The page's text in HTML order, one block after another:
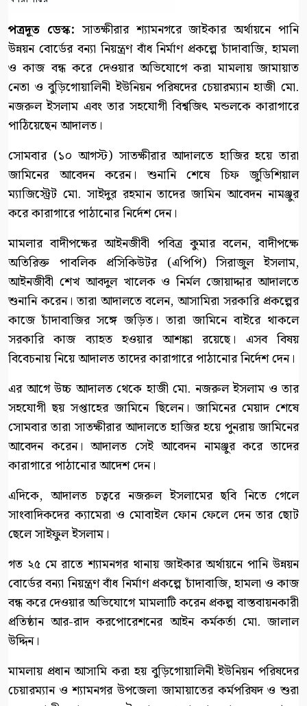
পত্রদূত ডেস্ক: সাতক্ষীরার শ্যামনগরে জাইকার অর্থায়নে পানি
উন্নয়ন বোর্ডের বন্যা নিয়ন্ত্রণ বাঁধ নির্মাণ প্রকল্পে চাঁদাবাজি, হামলা
ও কাজ বন্ধ করে দেওয়ার অভিযোগে করা মামলায় জামায়াত
নেতা ও বুড়িগোয়ালিনী ইউনিয়ন পরিষদের চেয়ারম্যান হাজী মো.
নজরুল ইসলাম এবং তার সহযোগী বিশ্বজিৎ মন্ডলকে কারাগারে
পাঠিয়েছেন আদালত।
সোমবার (১০ আগস্ট) সাতক্ষীরার আদালতে হাজির হয়ে তারা
জামিনের আবেদন করেন। শুনানি শেষে চিফ জুডিশিয়াল
ম্যাজিস্ট্রেট মো. সাইদুর রহমান তাদের জামিন আবেদন নামঞ্জুর
করে কারাগারে পাঠানোর নির্দেশ দেন।
মামলার বাদীপক্ষের আইনজীবী পবিত্র কুমার বলেন, বাদীপক্ষে
অতিরিক্ত পাবলিক প্রসিকিউটর (এপিপি) সিরাজুল ইসলাম,
আইনজীবী শেখ আবদুল খালেক ও নির্মল জোয়াদ্দার আদালতে
শুনানি করেন। তারা আদালতে বলেন, আসামিরা সরকারি প্রকল্পের
কাজে চাঁদাবাজির সঙ্গে জড়িত। তারা জামিনে বাইরে থাকলে
সরকারি কাজ ব্যাহত হওয়ার আশঙ্কা রয়েছে। এসব বিষয়
বিবেচনায় নিয়ে আদালত তাদের কারাগারে পাঠানোর নির্দেশ দেন।
এর আগে উচ্চ আদালত থেকে হাজী মো. নজরুল ইসলাম ও তার
সহযোগী ছয় সপ্তাহের জামিনে ছিলেন। জামিনের মেয়াদ শেষে
সোমবার তারা সাতক্ষীরার আদালতে হাজির হয়ে পুনরায় জামিনের
আবেদন করেন। আদালত সেই আবেদন নামঞ্জুর করে তাদের
কারাগারে পাঠানোর আদেশ দেন।
এদিকে, আদালত চত্বরে নজরুল ইসলামের ছবি নিতে গেলে
সাংবাদিকদের ক্যামেরা ও মোবাইল ফোন ফেলে দেন তার ছোট
ছেলে সাইফুল ইসলাম।
গত ২৫ মে রাতে শ্যামনগর থানায় জাইকার অর্থায়নে পানি উন্নয়ন
বোর্ডের বন্যা নিয়ন্ত্রণ বাঁধ নির্মাণ প্রকল্পে চাঁদাবাজি, হামলা ও কাজ
বন্ধ করে দেওয়ার অভিযোগে মামলাটি করেন প্রকল্প বাস্তবায়নকারী
প্রতিষ্ঠান আর-রাদ করপোরেশনের আইন কর্মকর্তা মো. জালাল
উদ্দিন।
মামলায় প্রধান আসামি করা হয় বুড়িগোয়ালিনী ইউনিয়ন পরিষদের
চেয়ারম্যান ও শ্যামনগর উপজেলা জামায়াতের কর্মপরিষদ ও শুরা